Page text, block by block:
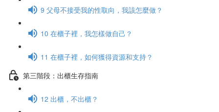
9 父母不接受我的性取向，我該怎麼做？
10 在櫃子裡，我怎樣做自己？
11 在櫃子裡，如何獲得資源和支持？
第三階段：出櫃生存指南
12 出櫃，不出櫃？